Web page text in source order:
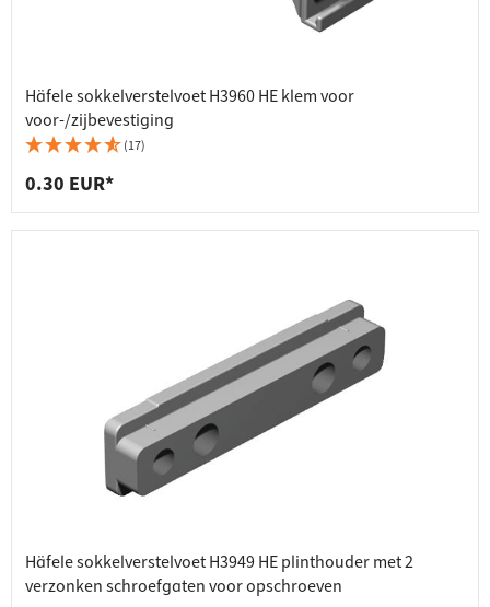
Häfele sokkelverstelvoet H3960 HE klem voor
voor-/zijbevestiging
(17)
0.30 EUR*
Häfele sokkelverstelvoet H3949 HE plinthouder met 2
verzonken schroefgaten voor opschroeven